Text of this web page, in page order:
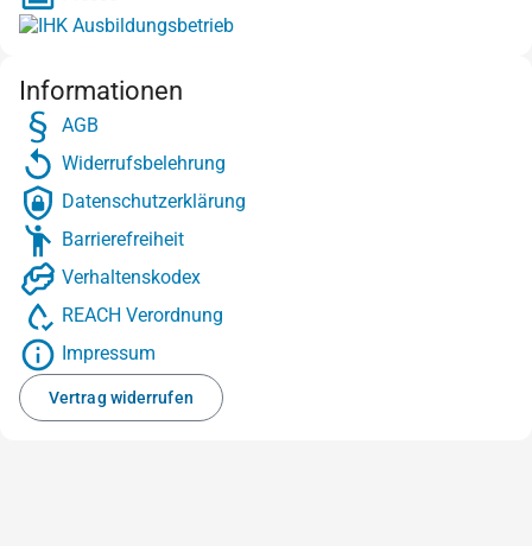
Informationen
AGB
Widerrufsbelehrung
Datenschutzerklärung
Barrierefreiheit
Verhaltenskodex
REACH Verordnung
Impressum
Vertrag widerrufen